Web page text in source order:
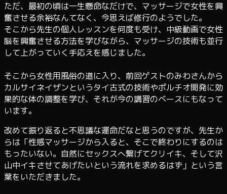
ただ、最初の頃は一生懸命なだけで、マッサージで女性を興
奮させる余裕なんてなく、今思えば修行のようでした。
そこから先生の個人レッスンを何度も受け、中級動画で女性
脳を興奮させる方法を学びながら、マッサージの技術も並行
して上がっていく手応えを感じました。
そこから女性用風俗の道に入り、前回ゲストのみわさんから
カルサイネイザンというタイ古式の技術やポルチオ開発に効
果的な体の調整を学び、それが今の講習のベースにもなって
います。
改めて振り返ると不思議な運命だなと思うのですが、先生か
らは「性感マッサージから入ると、そこで終わりにするのは
もったいない。自然にセックスへ繋げてクリイキ、そして沢
山中イキさせてあげたいという流れを求めるはず」という言
葉をいただきました。